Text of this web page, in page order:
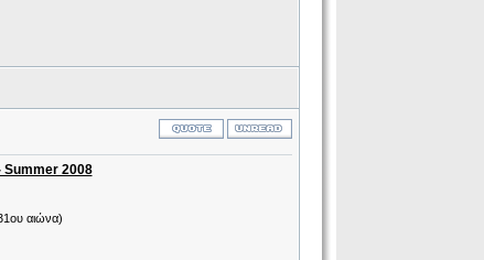
Summer 2008
αιώνα)